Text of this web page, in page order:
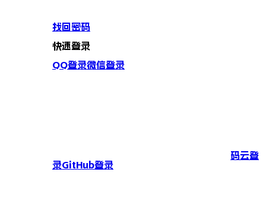
找回密码
快速登录
QQ登录微信登录
码云登
录GitHub登录